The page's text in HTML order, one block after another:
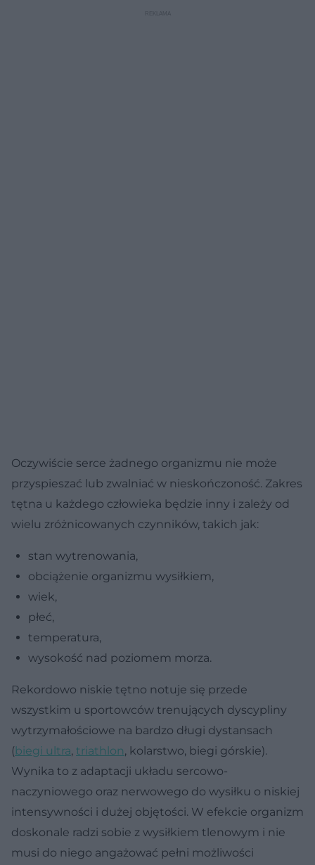
Oczywiście serce żadnego organizmu nie może
przyspieszać lub zwalniać w nieskończoność. Zakres
tętna u każdego człowieka będzie inny i zależy od
wielu zróżnicowanych czynników, takich jak:
stan wytrenowania,
obciążenie organizmu wysiłkiem,
wiek,
płeć,
temperatura,
wysokość nad poziomem morza.
Rekordowo niskie tętno notuje się przede
wszystkim u sportowców trenujących dyscypliny
wytrzymałościowe na bardzo długi dystansach
(biegi ultra, triathlon, kolarstwo, biegi górskie).
Wynika to z adaptacji układu sercowo-
naczyniowego oraz nerwowego do wysiłku o niskiej
intensywności i dużej objętości. W efekcie organizm
doskonale radzi sobie z wysiłkiem tlenowym i nie
musi do niego angażować pełni możliwości